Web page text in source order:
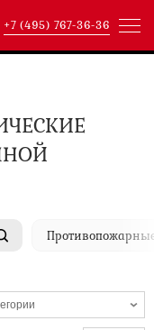
+7 (495) 767-36-36